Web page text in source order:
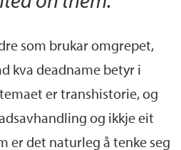
som brukar omgrepet,
kva deadname betyr i
er transhistorie, og
og ikkje eit
er det naturleg å tenke seg